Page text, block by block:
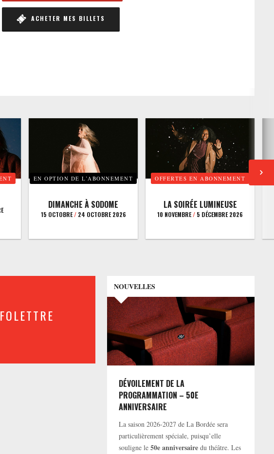
ACHETER MES BILLETS
EN OPTION DE L’ABONNEMENT
DIMANCHE À SODOME
15 OCTOBRE/24 OCTOBRE 2026
OFFERTES EN ABONNEMENT
LA SOIRÉE LUMINEUSE
10 NOVEMBRE/ 5 DÉCEMBRE 2026
NOUVELLES
DÉVOILEMENT DE LA
PROGRAMMATION – 50E
ANNIVERSAIRE
La saison 2026-2027 de La Bordée sera
particulièrement spéciale, puisqu’elle
souligne le50e anniversaire du théâtre. Les